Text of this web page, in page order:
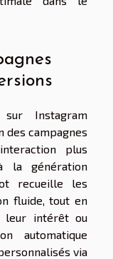
Instagram
campagnes
plus
la génération
recueille les
fluide, tout en
leur intérêt ou
automatique
via